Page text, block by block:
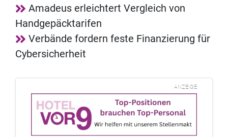
Amadeus erleichtert Vergleich von
Handgepäcktarifen
Verbände fordern feste Finanzierung für
Cybersicherheit
ANZEIGE